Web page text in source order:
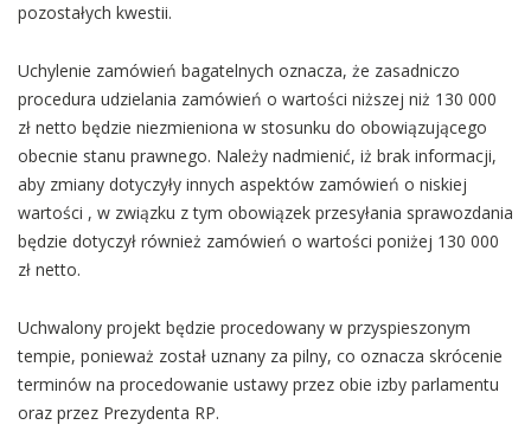
pozostałych kwestii.
Uchylenie zamówień bagatelnych oznacza, że zasadniczo
procedura udzielania zamówień o wartości niższej niż 130 000
zł netto będzie niezmieniona w stosunku do obowiązującego
obecnie stanu prawnego. Należy nadmienić, iż brak informacji,
aby zmiany dotyczyły innych aspektów zamówień o niskiej
wartości , w związku z tym obowiązek przesyłania sprawozdania
będzie dotyczył również zamówień o wartości poniżej 130 000
zł netto.
Uchwalony projekt będzie procedowany w przyspieszonym
tempie, ponieważ został uznany za pilny, co oznacza skrócenie
terminów na procedowanie ustawy przez obie izby parlamentu
oraz przez Prezydenta RP.